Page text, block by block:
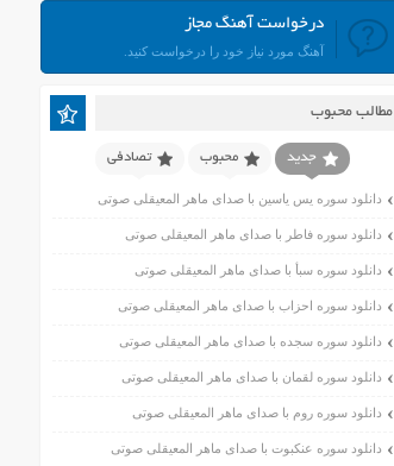
درخواست آهنگ مجاز
آهنگ مورد نیاز خود را درخواست کنید.
مطالب محبوب
جدید محبوب تصادفی
دانلود سوره یس یاسین با صدای ماهر المعیقلی صوتی
دانلود سوره فاطر با صدای ماهر المعیقلی صوتی
دانلود سوره سبأ با صدای ماهر المعیقلی صوتی
دانلود سوره احزاب با صدای ماهر المعیقلی صوتی
دانلود سوره سجده با صدای ماهر المعیقلی صوتی
دانلود سوره لقمان با صدای ماهر المعیقلی صوتی
دانلود سوره روم با صدای ماهر المعیقلی صوتی
دانلود سوره عنکبوت با صدای ماهر المعیقلی صوتی